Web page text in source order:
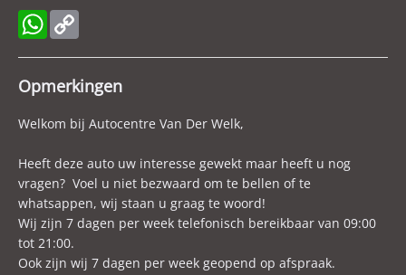
Motorrijtuigenbelasting
Gewicht (leeg)
Modeldatum tot
Aandrijving
Voorwielaandrijving
Gecombineerd verbruik
3,8 l/100km
Verbruik stad
4,3 l/100km
Verbruik snelweg
CO₂-emissie
93 g/km
WhatsApp
Link
Opmerkingen
Welkom bij Autocentre Van Der Welk,
Heeft deze auto uw interesse gewekt maar heeft u nog
vragen? Voel u niet bezwaard om te bellen of te
whatsappen, wij staan u graag te woord!
Wij zijn 7 dagen per week telefonisch bereikbaar van 09:00
tot 21:00.
Ook zijn wij 7 dagen per week geopend op afspraak.